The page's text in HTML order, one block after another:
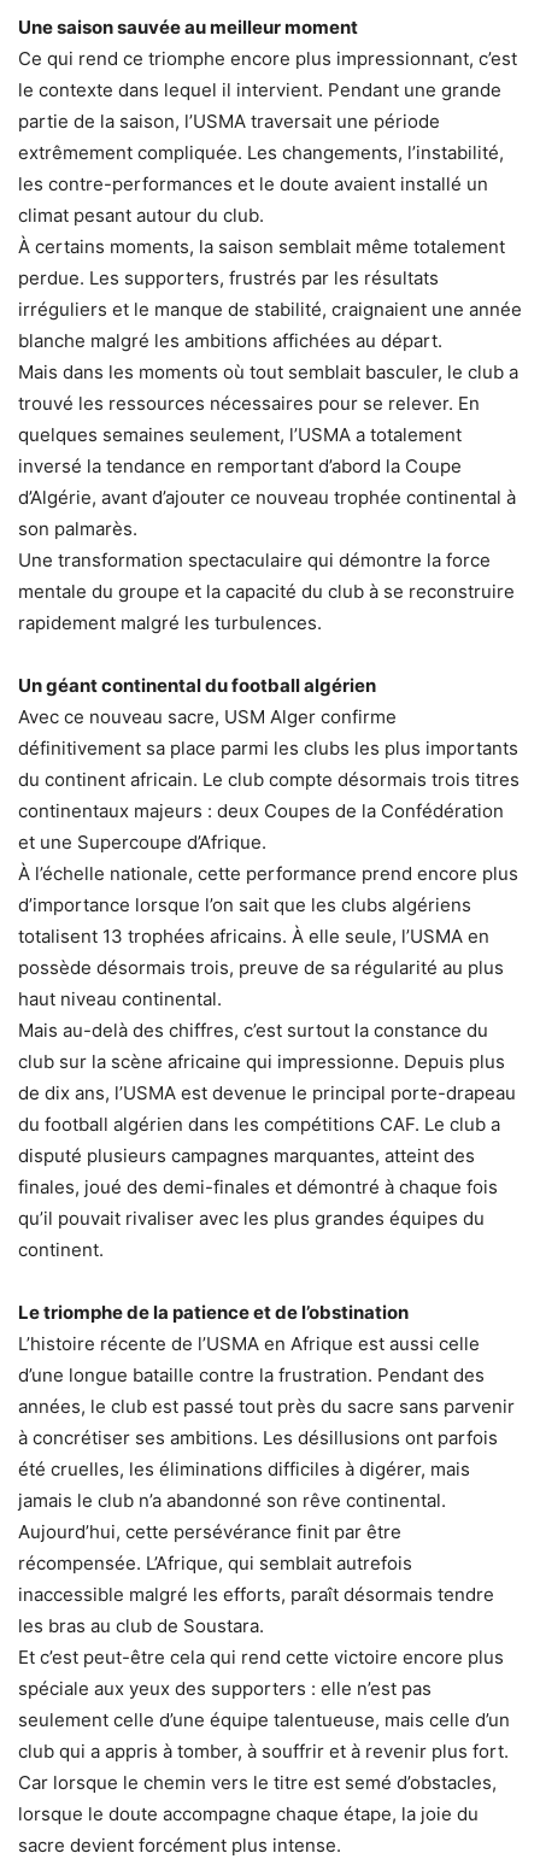
Une saison sauvée au meilleur moment
Ce qui rend ce triomphe encore plus impressionnant, c’est
le contexte dans lequel il intervient. Pendant une grande
partie de la saison, l’USMA traversait une période
extrêmement compliquée. Les changements, l’instabilité,
les contre-performances et le doute avaient installé un
climat pesant autour du club.
À certains moments, la saison semblait même totalement
perdue. Les supporters, frustrés par les résultats
irréguliers et le manque de stabilité, craignaient une année
blanche malgré les ambitions affichées au départ.
Mais dans les moments où tout semblait basculer, le club a
trouvé les ressources nécessaires pour se relever. En
quelques semaines seulement, l’USMA a totalement
inversé la tendance en remportant d’abord la Coupe
d’Algérie, avant d’ajouter ce nouveau trophée continental à
son palmarès.
Une transformation spectaculaire qui démontre la force
mentale du groupe et la capacité du club à se reconstruire
rapidement malgré les turbulences.
Un géant continental du football algérien
Avec ce nouveau sacre, USM Alger confirme
définitivement sa place parmi les clubs les plus importants
du continent africain. Le club compte désormais trois titres
continentaux majeurs : deux Coupes de la Confédération
et une Supercoupe d’Afrique.
À l’échelle nationale, cette performance prend encore plus
d’importance lorsque l’on sait que les clubs algériens
totalisent 13 trophées africains. À elle seule, l’USMA en
possède désormais trois, preuve de sa régularité au plus
haut niveau continental.
Mais au-delà des chiffres, c’est surtout la constance du
club sur la scène africaine qui impressionne. Depuis plus
de dix ans, l’USMA est devenue le principal porte-drapeau
du football algérien dans les compétitions CAF. Le club a
disputé plusieurs campagnes marquantes, atteint des
finales, joué des demi-finales et démontré à chaque fois
qu’il pouvait rivaliser avec les plus grandes équipes du
continent.
Le triomphe de la patience et de l’obstination
L’histoire récente de l’USMA en Afrique est aussi celle
d’une longue bataille contre la frustration. Pendant des
années, le club est passé tout près du sacre sans parvenir
à concrétiser ses ambitions. Les désillusions ont parfois
été cruelles, les éliminations difficiles à digérer, mais
jamais le club n’a abandonné son rêve continental.
Aujourd’hui, cette persévérance finit par être
récompensée. L’Afrique, qui semblait autrefois
inaccessible malgré les efforts, paraît désormais tendre
les bras au club de Soustara.
Et c’est peut-être cela qui rend cette victoire encore plus
spéciale aux yeux des supporters : elle n’est pas
seulement celle d’une équipe talentueuse, mais celle d’un
club qui a appris à tomber, à souffrir et à revenir plus fort.
Car lorsque le chemin vers le titre est semé d’obstacles,
lorsque le doute accompagne chaque étape, la joie du
sacre devient forcément plus intense.